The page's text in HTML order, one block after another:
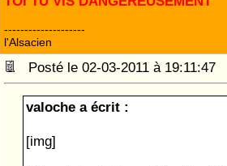
--------------------
l'Alsacien
Posté le 02-03-2011 à 19:11:47
valoche a écrit :
[img]